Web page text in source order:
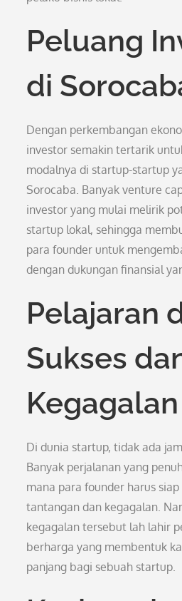
Peluang
di
Dengan perkembangan
investor semakin tertarik
modalnya di startup-startup
Sorocaba. Banyak venture
investor yang mulai melirik
startup lokal, sehingga
para founder untuk
dengan dukungan finansial
Pelajaran
Sukses
Kegagalan
Di dunia startup, tidak ada
Banyak perjalanan yang
mana para founder harus
tantangan dan kegagalan.
kegagalan tersebut lah lahir
berharga yang membentuk
panjang bagi sebuah startup.